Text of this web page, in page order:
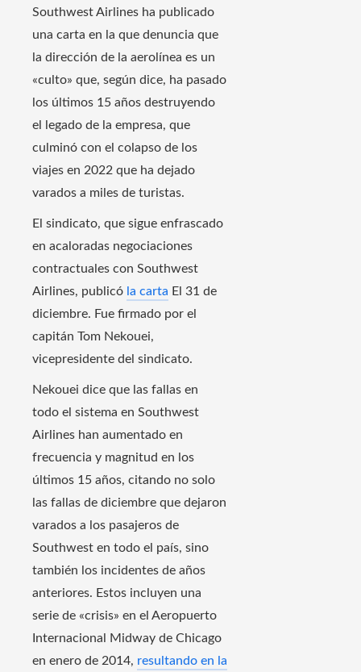
Southwest Airlines ha publicado
una carta en la que denuncia que
la dirección de la aerolínea es un
«culto» que, según dice, ha pasado
los últimos 15 años destruyendo
el legado de la empresa, que
culminó con el colapso de los
viajes en 2022 que ha dejado
varados a miles de turistas.
El sindicato, que sigue enfrascado
en acaloradas negociaciones
contractuales con Southwest
Airlines, publicó la carta El 31 de
diciembre. Fue firmado por el
capitán Tom Nekouei,
vicepresidente del sindicato.
Nekouei dice que las fallas en
todo el sistema en Southwest
Airlines han aumentado en
frecuencia y magnitud en los
últimos 15 años, citando no solo
las fallas de diciembre que dejaron
varados a los pasajeros de
Southwest en todo el país, sino
también los incidentes de años
anteriores. Estos incluyen una
serie de «crisis» en el Aeropuerto
Internacional Midway de Chicago
en enero de 2014, resultando en la